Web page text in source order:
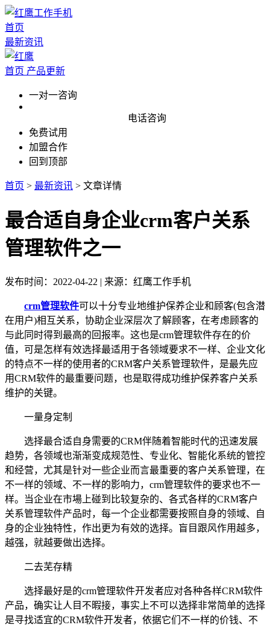
首页
最新资讯
首页 产品更新
一对一咨询
电话咨询
免费试用
加盟合作
回到顶部
首页 > 最新资讯 > 文章详情
最合适自身企业crm客户关系
管理软件之一
发布时间：2022-04-22 | 来源：红鹰工作手机
crm管理软件可以十分专业地维护保养企业和顾客(包含潜
在用户)相互关系，协助企业深层次了解顾客，在考虑顾客的
与此同时得到最高的回报率。这也是crm管理软件存在的价
值，可是怎样有效选择最适用于各领域要求不一样、企业文化
的特点不一样的使用者的CRM客户关系管理软件，是最先应
用CRM软件的最重要问题，也是取得成功维护保养客户关系
维护的关键。
一量身定制
选择最合适自身需要的CRM伴随着智能时代的迅速发展
趋势，各领域也渐渐变成规范性、专业化、智能化系统的管控
和经营，尤其是针对一些企业而言最重要的客户关系管理，在
不一样的领域、不一样的影响力，crm管理软件的要求也不一
样。当企业在市場上碰到比较复杂的、各式各样的CRM客户
关系管理软件产品时，每一个企业都需要按照自身的领域、自
身的企业独特性，作出更为有效的选择。盲目跟风作用越多，
越强，就越要做出选择。
二去芜存精
选择最好是的crm管理软件开发者应对各种各样CRM软件
产品，确实让人目不暇接，事实上不可以选择非常简单的选择
是寻找适宜的CRM软件开发者，依据它们不一样的价钱、不